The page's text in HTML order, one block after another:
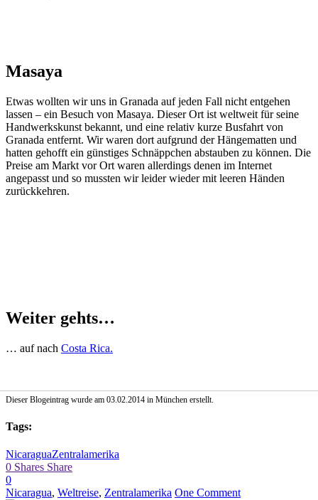
Masaya
Etwas wollten wir uns in Granada auf jeden Fall nicht entgehen
lassen – ein Besuch von Masaya. Dieser Ort ist weltweit für seine
Handwerkskunst bekannt, und eine relativ kurze Busfahrt von
Granada entfernt. Wir waren dort aufgrund der Hängematten und
hatten gehofft ein günstiges Schnäppchen abstauben zu können. Die
Preise am Markt vor Ort waren allerdings denen im Internet
angepasst und so mussten wir leider wieder mit leeren Händen
zurückkehren.
Weiter gehts…
… auf nach Costa Rica.
Dieser Blogeintrag wurde am 03.02.2014 in München erstellt.
Tags:
NicaraguaZentralamerika
0 Shares Share
0
Nicaragua, Weltreise, Zentralamerika One Comment